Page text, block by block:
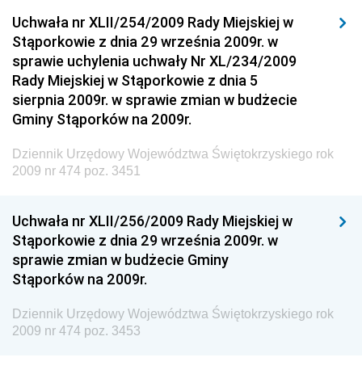
Środowiska
Dziennik Urzędowy Ministerstwa Administracji,
Gospodarki Terenowej i Ochrony Środowiska
Dziennik Urzędowy Ministerstwa Administracji i
Gospodarki Przestrzennej
Dziennik Urzędowy Unii Europejskiej, L
Dziennik Urzędowy Ministerstwa Komunikacji
Chemicznego i Lekkiego
Dziennik Urzędowy Ministerstwa Rolnictwa i
Gospodarki Żywnościowej
Społecznej
Dziennik Urzędowy Ministra Cyfryzacji
Uchwała nr XLII/254/2009 Rady Miejskiej w
Stąporkowie z dnia 29 września 2009r. w
sprawie uchylenia uchwały Nr XL/234/2009
Rady Miejskiej w Stąporkowie z dnia 5
sierpnia 2009r. w sprawie zmian w budżecie
Gminy Stąporków na 2009r.
Dziennik Urzędowy Województwa Świętokrzyskiego rok
2009 nr 474 poz. 3451
Uchwała nr XLII/256/2009 Rady Miejskiej w
Stąporkowie z dnia 29 września 2009r. w
sprawie zmian w budżecie Gminy
Stąporków na 2009r.
Dziennik Urzędowy Województwa Świętokrzyskiego rok
2009 nr 474 poz. 3453